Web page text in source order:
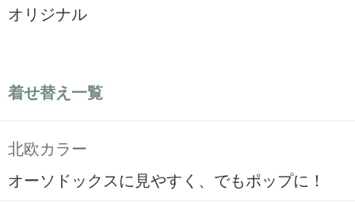
オリジナル
着せ替え一覧
北欧カラー
オーソドックスに見やすく、でもポップに！